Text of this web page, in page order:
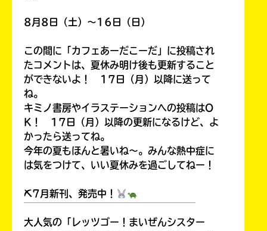
8月8日（土）～16日（日）
この間に「カフェあーだこーだ」に投稿され
たコメントは、夏休み明け後も更新すること
ができないよ！ 17日（月）以降に送って
ね。
キミノ書房やイラステーションへの投稿はO
K！ 17日（月）以降の更新になるけど、よ
かったら送ってね。
今年の夏もほんと暑いね～。みんな熱中症に
は気をつけて、いい夏休みを過ごしてねー！
⛏7月新刊、発売中！
大人気の「レッツゴー！まいぜんシスター